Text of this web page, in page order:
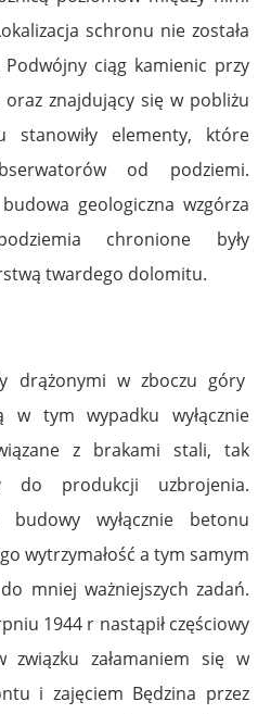
schronu nie została
ciąg kamienic przy
oraz znajdujący się w pobliżu
stanowiły elementy, które
od podziemi.
geologiczna wzgórza
chronione były
twardego dolomitu.
drążonymi w zboczu góry
w tym wypadku wyłącznie
z brakami stali, tak
do produkcji uzbrojenia.
wyłącznie betonu
wytrzymałość a tym samym
mniej ważniejszych zadań.
1944 r nastąpił częściowy
załamaniem się w
i zajęciem Będzina przez